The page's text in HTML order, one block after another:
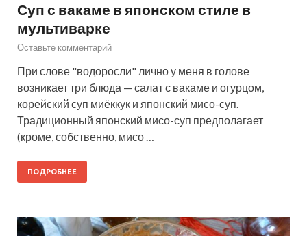
Суп с вакаме в японском стиле в
мультиварке
Оставьте комментарий
При слове "водоросли" лично у меня в голове
возникает три блюда — салат с вакаме и огурцом,
корейский суп миёккук и японский мисо-суп.
Традиционный японский мисо-суп предполагает
(кроме, собственно, мисо …
ПОДРОБНЕЕ